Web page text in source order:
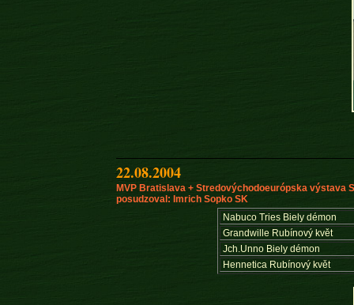
22.08.2004
MVP Bratislava + Stredovýchodoeurópska výstava
posudzoval: Imrich Sopko SK
Nabuco Tries Biely démon
Grandwille Rubínový květ
Jch.Unno Biely démon
Hennetica Rubínový květ